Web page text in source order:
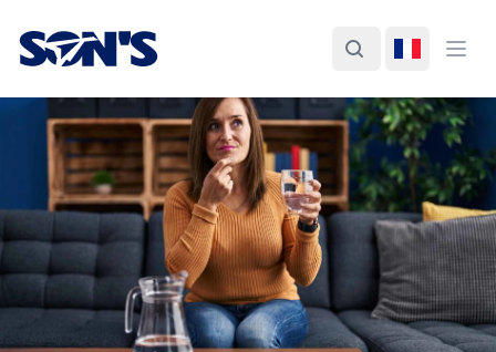
Laboratorios Química Son's
Rechercher
Changer